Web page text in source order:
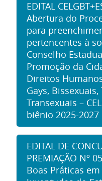
EDITAL
Abertura do
para
pertencentes à
Conselho
Promoção da
Direitos
Gays, Bissexuais,
Transexuais –
biênio 2025-2027
EDITAL DE
PREMIAÇÃO Nº
Boas Práticas